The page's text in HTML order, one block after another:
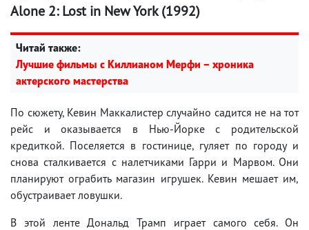
Alone 2: Lost in New York (1992)
Читай также:
Лучшие фильмы с Киллианом Мерфи – хроника
актерского мастерства
По сюжету, Кевин Маккалистер случайно садится не на тот
рейс и оказывается в Нью-Йорке с родительской
кредиткой. Поселяется в гостинице, гуляет по городу и
снова сталкивается с налетчиками Гарри и Марвом. Они
планируют ограбить магазин игрушек. Кевин мешает им,
обустраивает ловушки.
В этой ленте Дональд Трамп играет самого себя. Он